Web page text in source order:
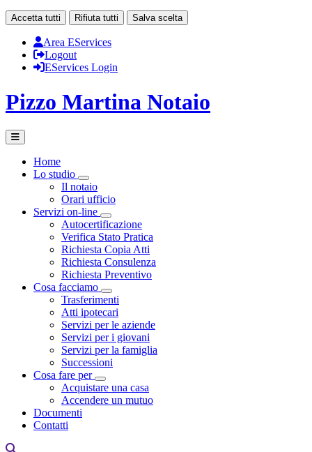
Accetta tutti Rifiuta tutti Salva scelta
Area EServices
Logout
EServices Login
Pizzo Martina Notaio
Home
Lo studio
Toggle Dropdown
Il notaio
Orari ufficio
Servizi on-line
Toggle Dropdown
Autocertificazione
Verifica Stato Pratica
Richiesta Copia Atti
Richiesta Consulenza
Richiesta Preventivo
Cosa facciamo
Toggle Dropdown
Trasferimenti
Atti ipotecari
Servizi per le aziende
Servizi per i giovani
Servizi per la famiglia
Successioni
Cosa fare per
Toggle Dropdown
Acquistare una casa
Accendere un mutuo
Documenti
Contatti